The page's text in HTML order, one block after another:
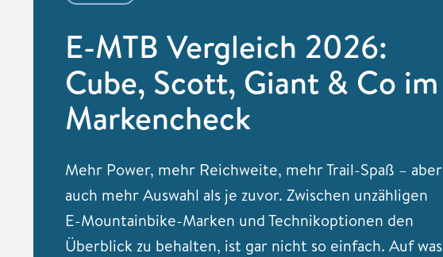
E-MTB Vergleich 2026:
Cube, Scott, Giant & Co im
Markencheck
Mehr Power, mehr Reichweite, mehr Trail-Spaß – aber
auch mehr Auswahl als je zuvor. Zwischen unzähligen
E-Mountainbike-Marken und Technikoptionen den
Überblick zu behalten, ist gar nicht so einfach. Auf was